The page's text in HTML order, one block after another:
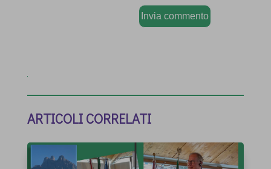
Invia commento
ARTICOLI CORRELATI